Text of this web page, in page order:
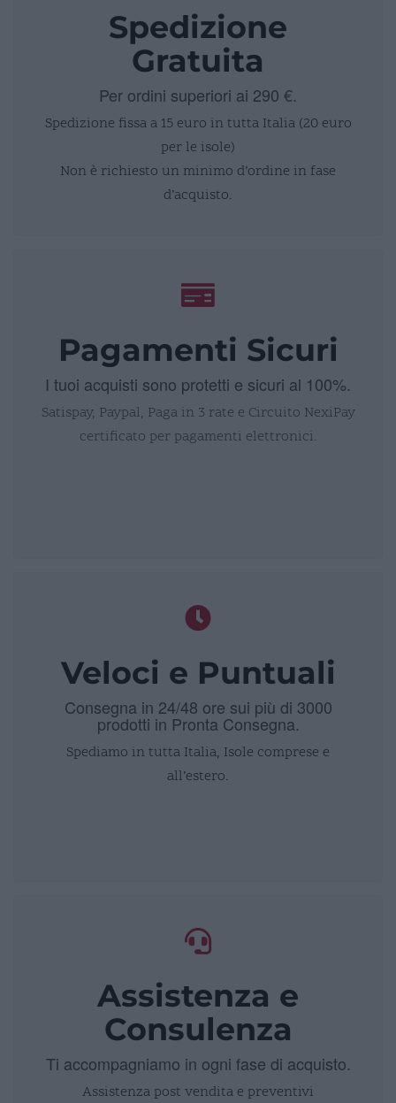
Spedizione
Gratuita
Per ordini superiori ai 290 €.
Spedizione fissa a 15 euro in tutta Italia (20 euro
per le isole)
Non è richiesto un minimo d’ordine in fase
d’acquisto.
Pagamenti Sicuri
I tuoi acquisti sono protetti e sicuri al 100%.
Satispay, Paypal, Paga in 3 rate e Circuito NexiPay
certificato per pagamenti elettronici.
Veloci e Puntuali
Consegna in 24/48 ore sui più di 3000
prodotti in Pronta Consegna.
Spediamo in tutta Italia, Isole comprese e
all’estero.
Assistenza e
Consulenza
Ti accompagniamo in ogni fase di acquisto.
Assistenza post vendita e preventivi